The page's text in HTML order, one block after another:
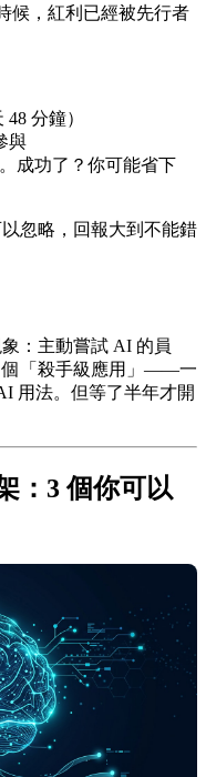
候，紅利已經被先行者
分鐘）
與
成功了？你可能省下
忽略，回報大到不能錯
：主動嘗試 AI 的員
個「殺手級應用」——一
用法。但等了半年才開
：3 個你可以